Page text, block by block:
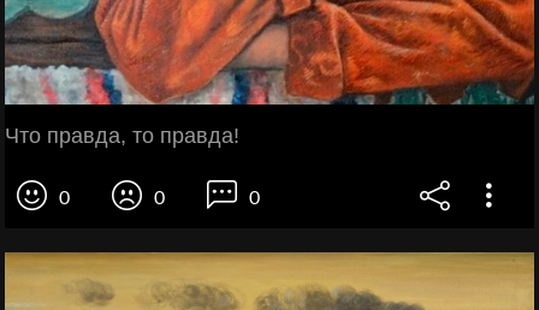
Что правда, то правда!
0 0 0